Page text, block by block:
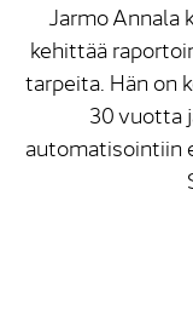
Jarmo Annala
kehittää
tarpeita. Hän on
30 vuotta
automatisointiin